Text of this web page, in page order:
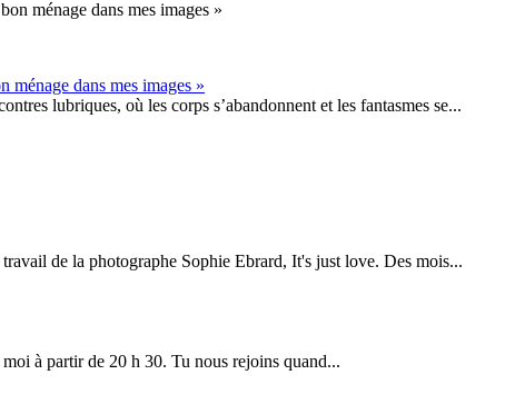
ménage dans mes images »
lubriques, où les corps s’abandonnent et les fantasmes se...
de la photographe Sophie Ebrard, It's just love. Des mois...
à partir de 20 h 30. Tu nous rejoins quand...